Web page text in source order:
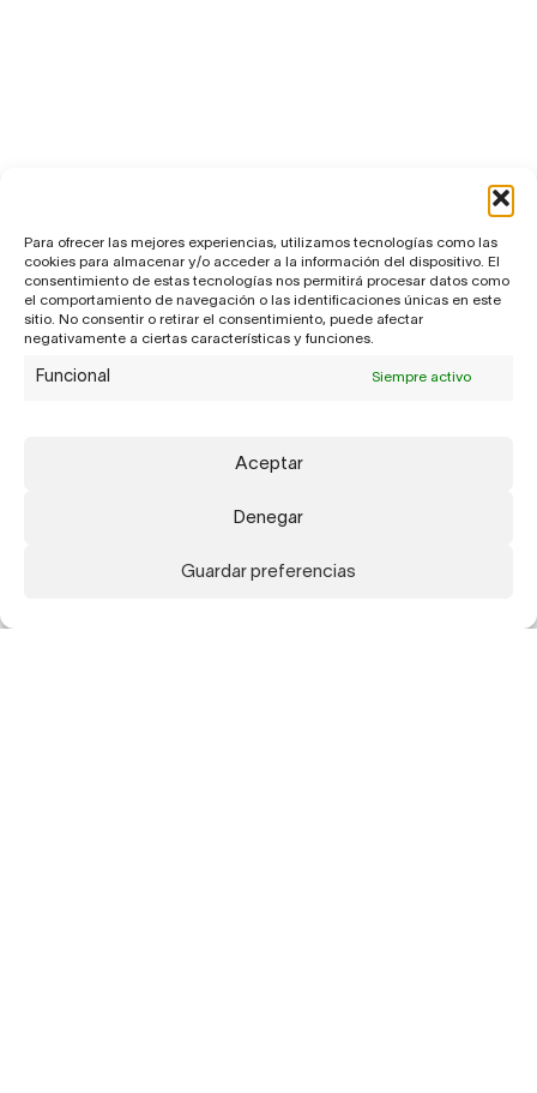
Para ofrecer las mejores experiencias, utilizamos tecnologías como las
cookies para almacenar y/o acceder a la información del dispositivo. El
consentimiento de estas tecnologías nos permitirá procesar datos como
el comportamiento de navegación o las identificaciones únicas en este
sitio. No consentir o retirar el consentimiento, puede afectar
negativamente a ciertas características y funciones.
Funcional Siempre activo
Aceptar
Denegar
Guardar preferencias